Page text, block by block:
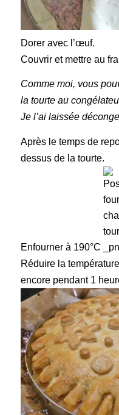
Dorer avec l’œuf.
Couvrir et mettre au
Comme moi, vous
la tourte au
Je l’ai laissée
Après le temps de
dessus de la tourte.
Enfourner à 190°C
Réduire la
encore pendant 1